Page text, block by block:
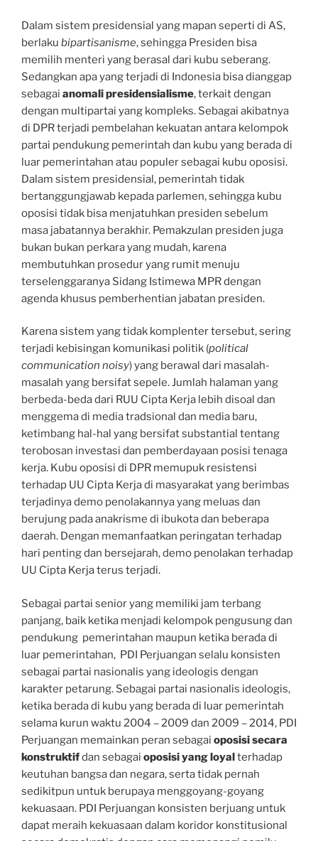
Dalam sistem presidensial yang mapan seperti di AS,
berlaku bipartisanisme, sehingga Presiden bisa
memilih menteri yang berasal dari kubu seberang.
Sedangkan apa yang terjadi di Indonesia bisa dianggap
sebagai anomali presidensialisme, terkait dengan
dengan multipartai yang kompleks. Sebagai akibatnya
di DPR terjadi pembelahan kekuatan antara kelompok
partai pendukung pemerintah dan kubu yang berada di
luar pemerintahan atau populer sebagai kubu oposisi.
Dalam sistem presidensial, pemerintah tidak
bertanggungjawab kepada parlemen, sehingga kubu
oposisi tidak bisa menjatuhkan presiden sebelum
masa jabatannya berakhir. Pemakzulan presiden juga
bukan bukan perkara yang mudah, karena
membutuhkan prosedur yang rumit menuju
terselenggaranya Sidang Istimewa MPR dengan
agenda khusus pemberhentian jabatan presiden.
Karena sistem yang tidak komplenter tersebut, sering
terjadi kebisingan komunikasi politik (political
communication noisy) yang berawal dari masalah-
masalah yang bersifat sepele. Jumlah halaman yang
berbeda-beda dari RUU Cipta Kerja lebih disoal dan
menggema di media tradsional dan media baru,
ketimbang hal-hal yang bersifat substantial tentang
terobosan investasi dan pemberdayaan posisi tenaga
kerja. Kubu oposisi di DPR memupuk resistensi
terhadap UU Cipta Kerja di masyarakat yang berimbas
terjadinya demo penolakannya yang meluas dan
berujung pada anakrisme di ibukota dan beberapa
daerah. Dengan memanfaatkan peringatan terhadap
hari penting dan bersejarah, demo penolakan terhadap
UU Cipta Kerja terus terjadi.
Sebagai partai senior yang memiliki jam terbang
panjang, baik ketika menjadi kelompok pengusung dan
pendukung pemerintahan maupun ketika berada di
luar pemerintahan, PDI Perjuangan selalu konsisten
sebagai partai nasionalis yang ideologis dengan
karakter petarung. Sebagai partai nasionalis ideologis,
ketika berada di kubu yang berada di luar pemerintah
selama kurun waktu 2004 – 2009 dan 2009 – 2014, PDI
Perjuangan memainkan peran sebagai oposisi secara
konstruktifdan sebagai oposisi yang loyalterhadap
keutuhan bangsa dan negara, serta tidak pernah
sedikitpun untuk berupaya menggoyang-goyang
kekuasaan. PDI Perjuangan konsisten berjuang untuk
dapat meraih kekuasaan dalam koridor konstitusional